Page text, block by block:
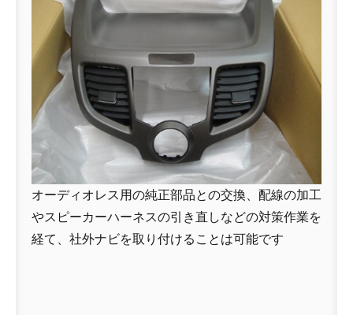
オーディオレス用の純正部品との交換、配線の加工
やスピーカーハーネスの引き直しなどの対策作業を
経て、社外ナビを取り付けることは可能です